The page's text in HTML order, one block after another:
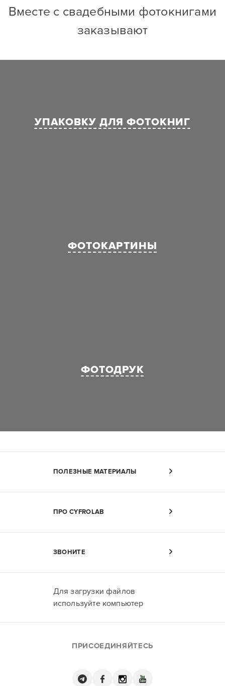
Вместе с свадебными фотокнигами
заказывают
УПАКОВКУ ДЛЯ ФОТОКНИГ
ФОТОКАРТИНЫ
ФОТОДРУК
ПОЛЕЗНЫЕ МАТЕРИАЛЫ
ПРО CYFROLAB
ЗВОНИТЕ
Для загрузки файлов
используйте компьютер
ПРИСОЕДИНЯЙТЕСЬ